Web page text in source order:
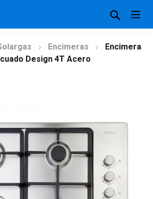
Encimeras
Encimera
Design 4T Acero